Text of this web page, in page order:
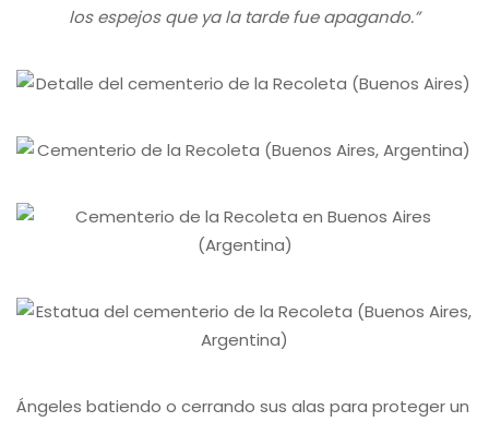
los espejos que ya la tarde fue apagando.”
Ángeles batiendo o cerrando sus alas para proteger un